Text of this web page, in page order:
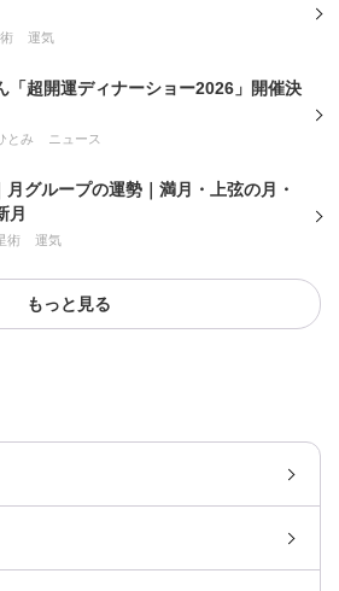
運気
「超開運ディナーショー2026」開催決
とみ ニュース
グループの運勢｜満月・上弦の月・
月
術 運気
もっと見る